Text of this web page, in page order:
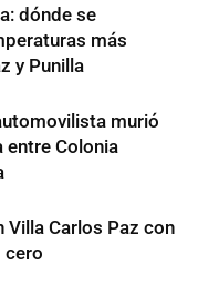
dónde se
más
y Punilla
murió
entre Colonia
Villa Carlos Paz con
cero